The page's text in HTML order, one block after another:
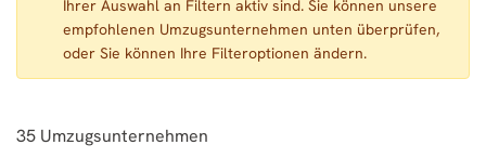
Ihrer Auswahl an Filtern aktiv sind. Sie können unsere
empfohlenen Umzugsunternehmen unten überprüfen,
oder Sie können Ihre Filteroptionen ändern.
35 Umzugsunternehmen